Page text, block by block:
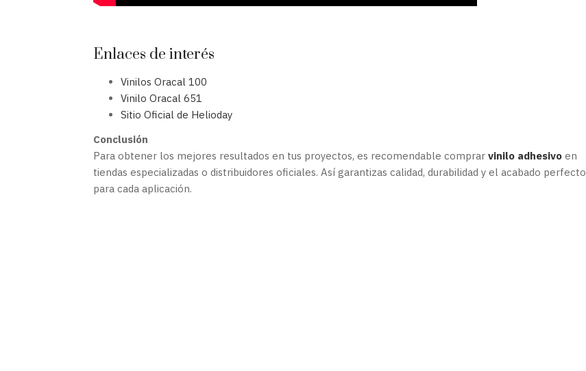
Enlaces de interés
Vinilos Oracal 100
Vinilo Oracal 651
Sitio Oficial de Helioday
Conclusión
Para obtener los mejores resultados en tus proyectos, es recomendable comprar vinilo adhesivo en
tiendas especializadas o distribuidores oficiales. Así garantizas calidad, durabilidad y el acabado perfecto
para cada aplicación.